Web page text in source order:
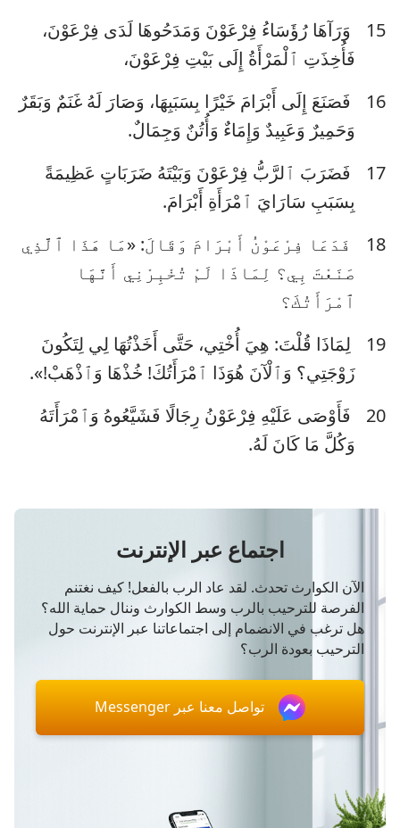
9
10
11
12
13
14
22
23
24
25
26
27
28
36
37
38
39
40
41
42
43
44
47
15
وَرَآهَا رُؤَسَاءُ فِرْعَوْنَ وَمَدَحُوهَا لَدَى فِرْعَوْنَ،
فَأُخِذَتِ ٱلْمَرْأَةُ إِلَى بَيْتِ فِرْعَوْنَ،
16
فَصَنَعَ إِلَى أَبْرَامَ خَيْرًا بِسَبَبِهَا، وَصَارَ لَهُ غَنَمٌ وَبَقَرٌ
وَحَمِيرٌ وَعَبِيدٌ وَإِمَاءٌ وَأُتُنٌ وَجِمَالٌ.
17
فَضَرَبَ ٱلرَّبُّ فِرْعَوْنَ وَبَيْتَهُ ضَرَبَاتٍ عَظِيمَةً
بِسَبَبِ سَارَايَ ٱمْرَأَةِ أَبْرَامَ.
18
فَدَعَا فِرْعَوْنُ أَبْرَامَ وَقَالَ: «مَا هَذَا ٱلَّذِي
صَنَعْتَ بِي؟ لِمَاذَا لَمْ تُخْبِرْنِي أَنَّهَا
ٱمْرَأَتُكَ؟
19
لِمَاذَا قُلْتَ: هِيَ أُخْتِي، حَتَّى أَخَذْتُهَا لِي لِتَكُونَ
زَوْجَتِي؟ وَٱلْآنَ هُوَذَا ٱمْرَأَتُكَ! خُذْهَا وَٱذْهَبْ!».
20
فَأَوْصَى عَلَيْهِ فِرْعَوْنُ رِجَالًا فَشَيَّعُوهُ وَٱمْرَأَتَهُ
وَكُلَّ مَا كَانَ لَهُ.
اجتماع عبر الإنترنت
الآن الكوارث تحدث. لقد عاد الرب بالفعل! كيف نغتنم
الفرصة للترحيب بالرب وسط الكوارث وننال حماية الله؟
هل ترغب في الانضمام إلى اجتماعاتنا عبر الإنترنت حول
الترحيب بعودة الرب؟
تواصل معنا عبر Messenger